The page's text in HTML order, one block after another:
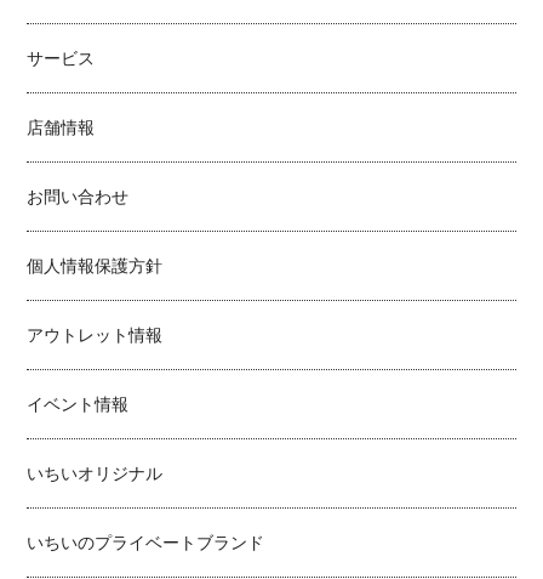
サービス
店舗情報
お問い合わせ
個人情報保護方針
アウトレット情報
イベント情報
いちいオリジナル
いちいのプライベートブランド